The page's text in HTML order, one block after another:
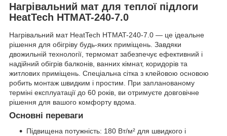
Нагрівальний мат для теплої підлоги
HeatTech HTMAT-240-7.0
Нагрівальний мат HeatTech HTMAT-240-7.0 — це ідеальне
рішення для обігріву будь-яких приміщень. Завдяки
двожильній технології, термомат забезпечує ефективний і
надійний обігрів балконів, ванних кімнат, коридорів та
житлових приміщень. Спеціальна сітка з клейовою основою
робить монтаж швидким і простим. При запланованому
терміні експлуатації до 60 років, ви отримуєте довговічне
рішення для вашого комфорту вдома.
Основні переваги
Підвищена потужність: 180 Вт/м² для швидкого і